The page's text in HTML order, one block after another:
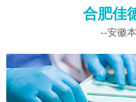
合肥佳
--安徽